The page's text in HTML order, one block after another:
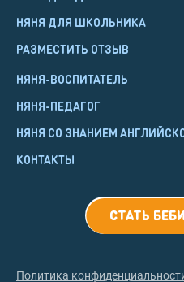
НЯНЯ ДЛЯ ШКОЛЬНИКА
РАЗМЕСТИТЬ ОТЗЫВ
НЯНЯ-ВОСПИТАТЕЛЬ
НЯНЯ-ПЕДАГОГ
НЯНЯ СО ЗНАНИЕМ
КОНТАКТЫ
СТАТЬ
Политика